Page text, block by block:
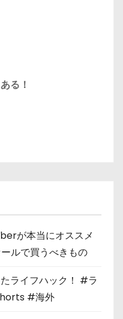
る！
が本当にオススメ
ルで買うべきもの
ライフハック！ #ラ
#海外